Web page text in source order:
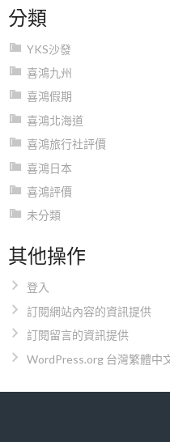
分類
YKS沙發
喜鴻九州
喜鴻假期
喜鴻北海道
喜鴻旅行社評價
喜鴻日本
喜鴻評價
未分類
其他操作
登入
訂閱網站內容的資訊提供
訂閱留言的資訊提供
WordPress.org 台灣繁體中